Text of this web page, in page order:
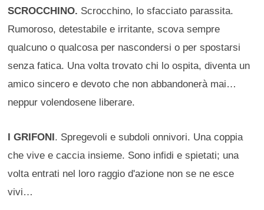
SCROCCHINO. Scrocchino, lo sfacciato parassita.
Rumoroso, detestabile e irritante, scova sempre
qualcuno o qualcosa per nascondersi o per spostarsi
senza fatica. Una volta trovato chi lo ospita, diventa un
amico sincero e devoto che non abbandonerà mai…
neppur volendosene liberare.
I GRIFONI. Spregevoli e subdoli onnivori. Una coppia
che vive e caccia insieme. Sono infidi e spietati; una
volta entrati nel loro raggio d'azione non se ne esce
vivi…